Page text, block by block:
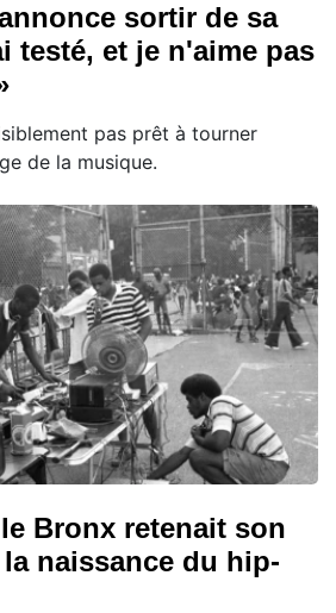
sortir de sa
testé, et je n'aime pas
pas prêt à tourner
de la musique.
Bronx retenait son
naissance du hip-